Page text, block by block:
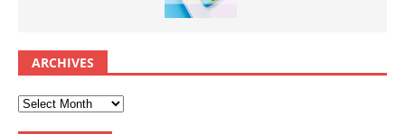
ARCHIVES